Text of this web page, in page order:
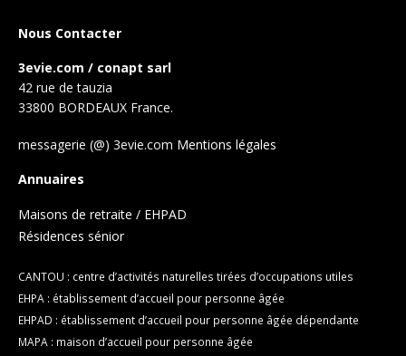
Nous Contacter
3evie.com / conapt sarl
42 rue de tauzia
33800 BORDEAUX France.
messagerie (@) 3evie.com Mentions légales
Annuaires
Maisons de retraite / EHPAD
Résidences sénior
CANTOU : centre d’activités naturelles tirées d’occupations utiles
EHPA : établissement d’accueil pour personne âgée
EHPAD : établissement d’accueil pour personne âgée dépendante
MAPA : maison d’accueil pour personne âgée